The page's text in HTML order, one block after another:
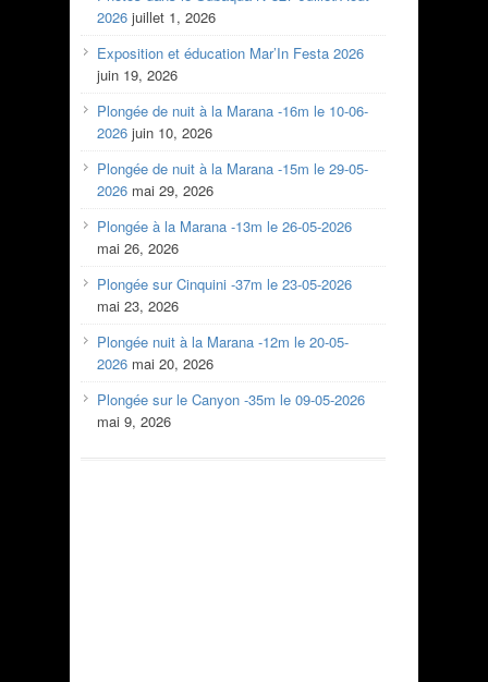
2026 juillet 1, 2026
Exposition et éducation Mar’In Festa 2026
juin 19, 2026
Plongée de nuit à la Marana -16m le 10-06-
2026 juin 10, 2026
Plongée de nuit à la Marana -15m le 29-05-
2026 mai 29, 2026
Plongée à la Marana -13m le 26-05-2026
mai 26, 2026
Plongée sur Cinquini -37m le 23-05-2026
mai 23, 2026
Plongée nuit à la Marana -12m le 20-05-
2026 mai 20, 2026
Plongée sur le Canyon -35m le 09-05-2026
mai 9, 2026